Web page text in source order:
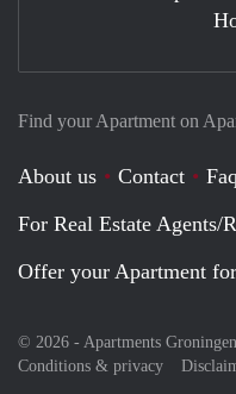
Find your Apartment on
About us Contact
Faq
For Real Estate Agents/
Offer your Apartment
© 2026 - Apartments
Conditions & privacy